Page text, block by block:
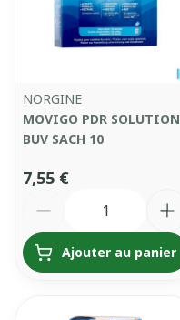
NORGINE
MOVIGO PDR SOLUTION
BUV SACH 10
7,55 €
Ajouter au panier